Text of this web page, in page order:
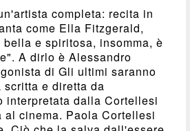
completa: recita in
come Ella Fitzgerald,
e spiritosa, insomma, è
A dirlo è Alessandro
di Gli ultimi saranno
e diretta da
interpretata dalla Cortellesi
al cinema. Paola Cortellesi